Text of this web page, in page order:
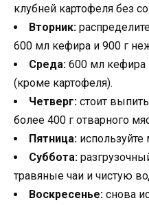
клубней картофеля без
Вторник:
600 мл кефира и 900 г
Среда: 600 мл
(кроме картофеля).
Четверг: стоит
более 400 г отварного
Пятница:
Суббота:
травяные чаи и чистую
Воскресенье: снова